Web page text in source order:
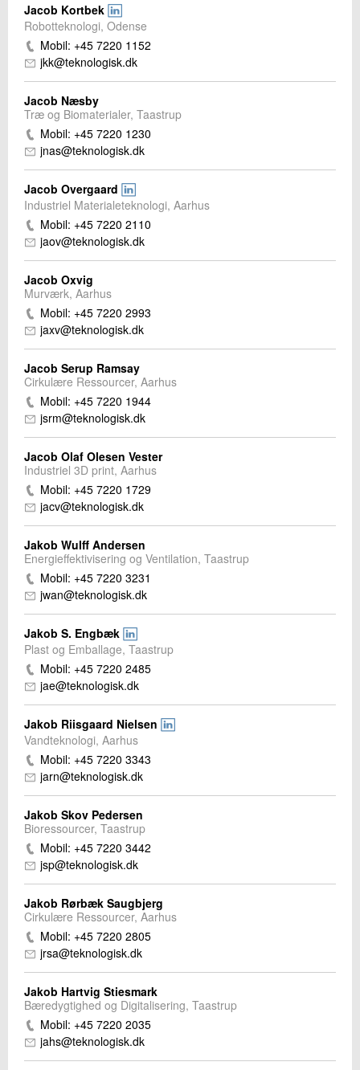
Jacob Kortbek
Robotteknologi, Odense
Mobil: +45 7220 1152
jkk@teknologisk.dk
Jacob Næsby
Træ og Biomaterialer, Taastrup
Mobil: +45 7220 1230
jnas@teknologisk.dk
Jacob Overgaard
Industriel Materialeteknologi, Aarhus
Mobil: +45 7220 2110
jaov@teknologisk.dk
Jacob Oxvig
Murværk, Aarhus
Mobil: +45 7220 2993
jaxv@teknologisk.dk
Jacob Serup Ramsay
Cirkulære Ressourcer, Aarhus
Mobil: +45 7220 1944
jsrm@teknologisk.dk
Jacob Olaf Olesen Vester
Industriel 3D print, Aarhus
Mobil: +45 7220 1729
jacv@teknologisk.dk
Jakob Wulff Andersen
Energieffektivisering og Ventilation, Taastrup
Mobil: +45 7220 3231
jwan@teknologisk.dk
Jakob S. Engbæk
Plast og Emballage, Taastrup
Mobil: +45 7220 2485
jae@teknologisk.dk
Jakob Riisgaard Nielsen
Vandteknologi, Aarhus
Mobil: +45 7220 3343
jarn@teknologisk.dk
Jakob Skov Pedersen
Bioressourcer, Taastrup
Mobil: +45 7220 3442
jsp@teknologisk.dk
Jakob Rørbæk Saugbjerg
Cirkulære Ressourcer, Aarhus
Mobil: +45 7220 2805
jrsa@teknologisk.dk
Jakob Hartvig Stiesmark
Bæredygtighed og Digitalisering, Taastrup
Mobil: +45 7220 2035
jahs@teknologisk.dk